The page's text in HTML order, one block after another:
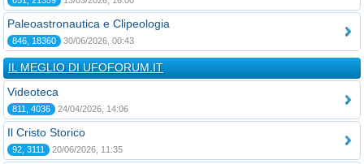
Paleoastronautica e Clipeologia
846, 18360 30/06/2026, 00:43
IL MEGLIO DI UFOFORUM.IT
Videoteca
811, 4036 24/04/2026, 14:06
Il Cristo Storico
92, 3111 20/06/2026, 11:35